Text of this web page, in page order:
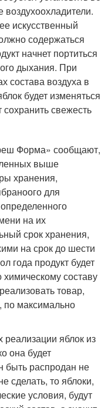
искусственный
содержаться
начнет портиться
дыхания. При
состава воздуха в
будет изменяться
свежесть
Форма» сообщают,
выше
хранения,
для
на их
срок хранения,
на срок до шести
года продукт будет
составу
товар,
по максимально
яблок из
она будет
быть распродан не
сделать, то яблоки,
условия, будут